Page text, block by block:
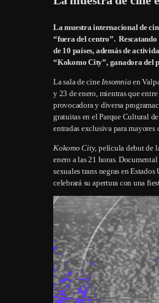
La muestra internacional de
“fuera del centro”.
de 10 países, además de
“Kokomo City”, ganadora del
La sala de cineInsomnia en
y 23 de enero, mientras que
provocadora y diversa
gratuitas en el Parque Cultural
entradas exclusiva para mayores
Kokomo City, película debut de
enero a las 21 horas.
sexuales trans negras en
celebrará su apertura con una